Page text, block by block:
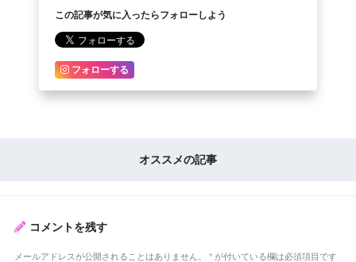
この記事が気に入ったらフォローしよう
フォローする
オススメの記事
コメントを残す
メールアドレスが公開されることはありません。 * が付いている欄は必須項目です